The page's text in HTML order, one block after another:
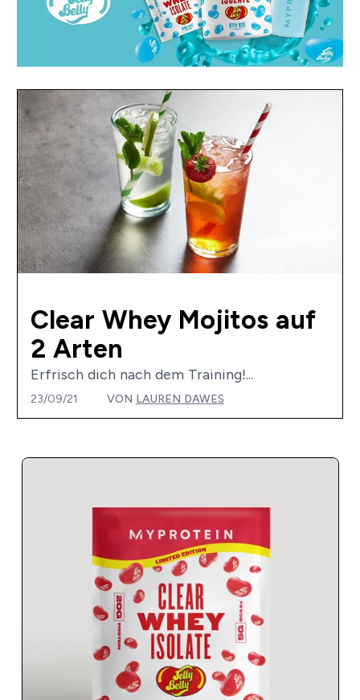
Clear Whey Mojitos auf
2 Arten
Erfrisch dich nach dem Training!...
23/09/21 VON LAUREN DAWES